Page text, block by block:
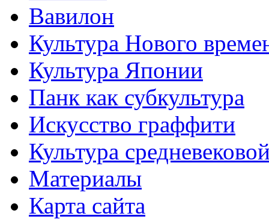
Вавилон
Культура Нового
Культура Японии
Панк как субкультура
Искусство граффити
Культура
Материалы
Карта сайта